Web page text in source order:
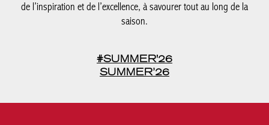
de l’inspiration et de l’excellence, à savourer tout au long de la
saison.
#SUMMER'26
SUMMER’26